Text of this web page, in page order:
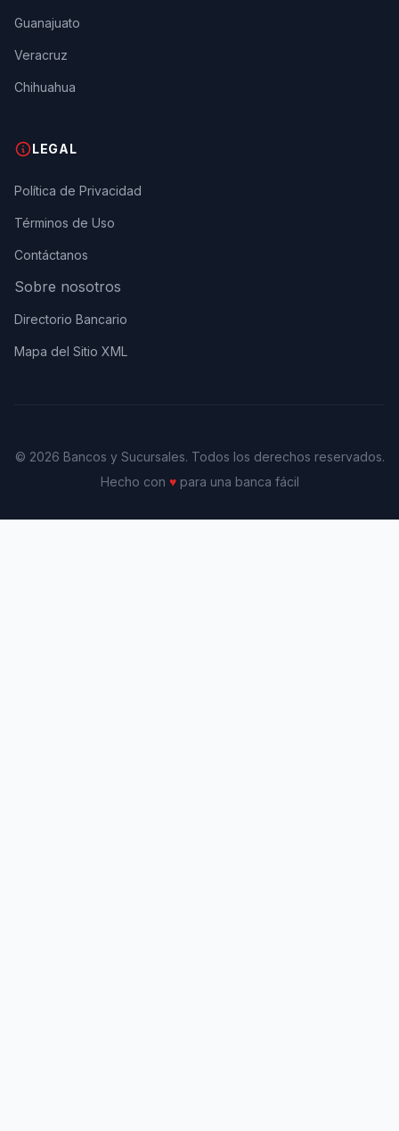
Guanajuato
Veracruz
Chihuahua
LEGAL
Política de Privacidad
Términos de Uso
Contáctanos
Sobre nosotros
Directorio Bancario
Mapa del Sitio XML
© 2026 Bancos y Sucursales. Todos los derechos reservados.
Hecho con ♥para una banca fácil